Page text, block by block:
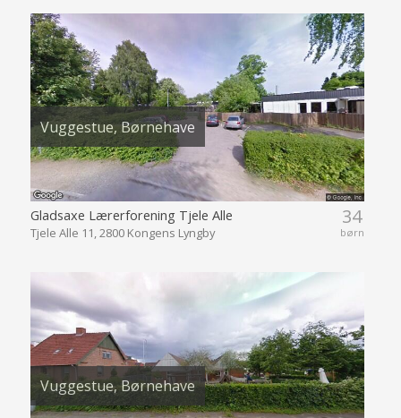
Vuggestue, Børnehave
34
børn
Gladsaxe Lærerforening Tjele Alle
Tjele Alle 11, 2800 Kongens Lyngby
Vuggestue, Børnehave